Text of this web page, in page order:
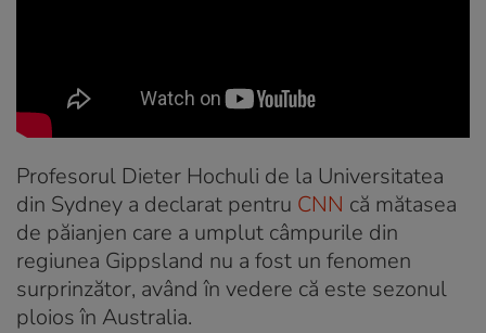
Profesorul Dieter Hochuli de la Universitatea
din Sydney a declarat pentru CNN că mătasea
de păianjen care a umplut câmpurile din
regiunea Gippsland nu a fost un fenomen
surprinzător, având în vedere că este sezonul
ploios în Australia.